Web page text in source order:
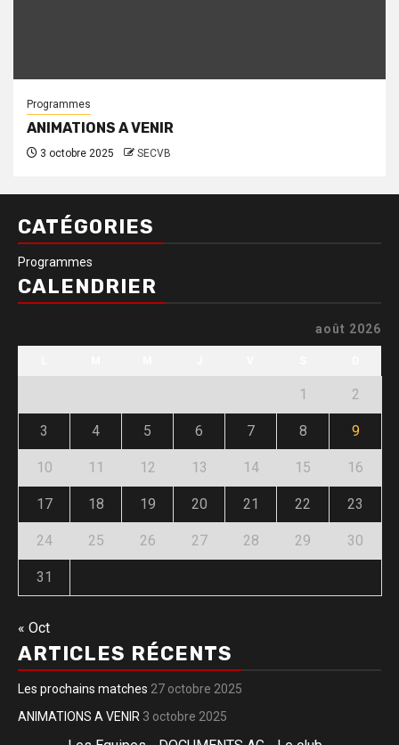
Programmes
ANIMATIONS A VENIR
3 octobre 2025 SECVB
CATÉGORIES
Programmes
CALENDRIER
août 2026
1 2
3 4 5 6 7 8 9
10 11 12 13 14 15 16
17 18 19 20 21 22 23
24 25 26 27 28 29 30
31
« Oct
ARTICLES RÉCENTS
Les prochains matches 27 octobre 2025
ANIMATIONS A VENIR 3 octobre 2025